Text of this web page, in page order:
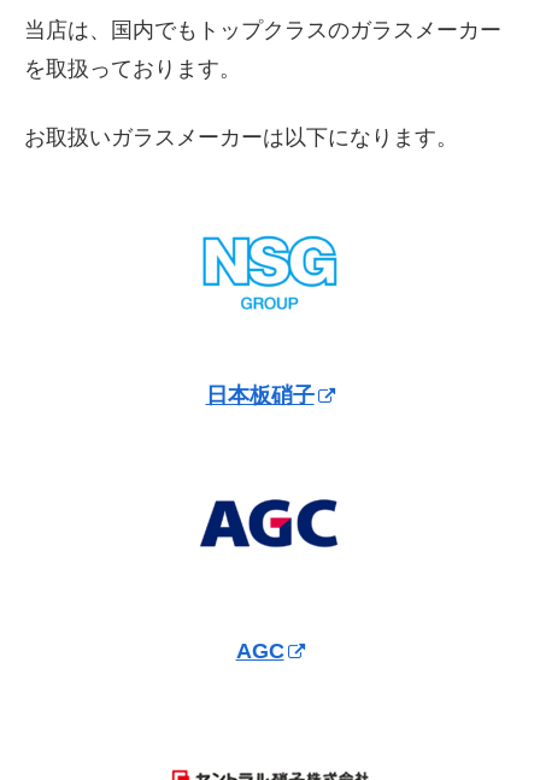
当店は、国内でもトップクラスのガラスメーカー
を取扱っております。
お取扱いガラスメーカーは以下になります。
日本板硝子
AGC